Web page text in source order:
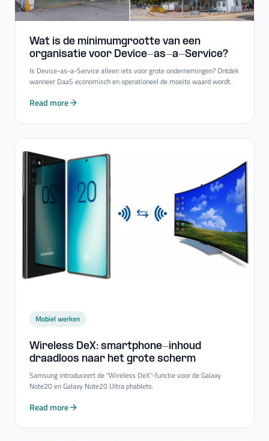
Wat is de minimumgrootte van een
organisatie voor Device-​as-​a-​Service?
Is Device-as-a-Service alleen iets voor grote ondernemingen? Ontdek
wanneer DaaS economisch en operationeel de moeite waard wordt.
Read more
Mobiel werken
Wireless DeX: smartphone-​inhoud
draadloos naar het grote scherm
Samsung introduceert de "Wireless DeX"-functie voor de Galaxy
Note20 en Galaxy Note20 Ultra phablets.
Read more